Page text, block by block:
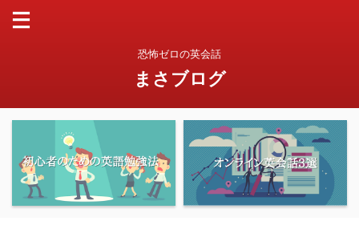
恐怖ゼロの英会話
まさブログ